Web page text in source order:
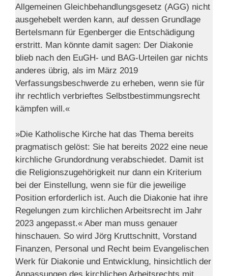
Allgemeinen Gleichbehandlungsgesetz (AGG) nicht
ausgehebelt werden kann, auf dessen Grundlage
Bertelsmann für Egenberger die Entschädigung
erstritt. Man könnte damit sagen: Der Diakonie
blieb nach den EuGH- und BAG-Urteilen gar nichts
anderes übrig, als im März 2019
Verfassungsbeschwerde zu erheben, wenn sie für
ihr rechtlich verbrieftes Selbstbestimmungsrecht
kämpfen will.«
»Die Katholische Kirche hat das Thema bereits
pragmatisch gelöst: Sie hat bereits 2022 eine neue
kirchliche Grundordnung verabschiedet. Damit ist
die Religionszugehörigkeit nur dann ein Kriterium
bei der Einstellung, wenn sie für die jeweilige
Position erforderlich ist. Auch die Diakonie hat ihre
Regelungen zum kirchlichen Arbeitsrecht im Jahr
2023 angepasst.« Aber man muss genauer
hinschauen. So wird Jörg Kruttschnitt, Vorstand
Finanzen, Personal und Recht beim Evangelischen
Werk für Diakonie und Entwicklung, hinsichtlich der